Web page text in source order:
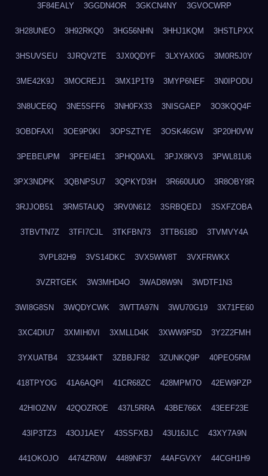
3F84EALY 3GGDN4OR 3GKCN4NY 3GVOCWRP
3H28UNEO 3H92RKQ0 3HG56NHN 3HHJ1KQM 3HSTLPXX
3HSUVSEU 3JRQV2TE 3JX0QDYF 3LXYAX0G 3M0R5J0Y
3ME42K9J 3MOCREJ1 3MX1P1T9 3MYP6NEF 3N0IPODU
3N8UCE6Q 3NE5SFF6 3NH0FX33 3NISGAEP 3O3KQQ4F
3OBDFAXI 3OE9P0KI 3OPSZTYE 3OSK46GW 3P20H0VW
3PEBEUPM 3PFEI4E1 3PHQ0AXL 3PJX8KV3 3PWL81U6
3PX3NDPK 3QBNPSU7 3QPKYD3H 3R660UUO 3R8OBY8R
3RJJOB51 3RM5TAUQ 3RV0N612 3SRBQEDJ 3SXFZOBA
3TBVTN7Z 3TFI7CJL 3TKFBN73 3TTB618D 3TVMVY4A
3VPL82H9 3VS14DKC 3VX5WW8T 3VXFRWKX
3VZRTGEK 3W3MHD4O 3WAD8W9N 3WDTF1N3
3WI8G8SN 3WQDYCWK 3WTTA97N 3WU70G19 3X71FE60
3XC4DIU7 3XMIH0VI 3XMLLD4K 3XWW9P5D 3Y2Z2FMH
3YXUATB4 3Z3344KT 3ZBBJF82 3ZUNKQ9P 40PEO5RM
418TPYOG 41A6AQPI 41CR68ZC 428MPM7O 42EW9PZP
42HIOZNV 42QOZROE 437L5RRA 43BE766X 43EEF23E
43IP3TZ3 43OJ1AEY 43SSFXBJ 43U16JLC 43XY7A9N
441OKOJO 4474ZR0W 4489NF37 44AFGVXY 44CGH1H9